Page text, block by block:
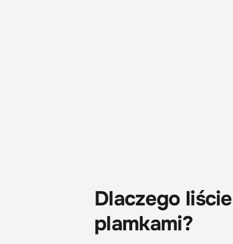
Dlaczego
plamkami?